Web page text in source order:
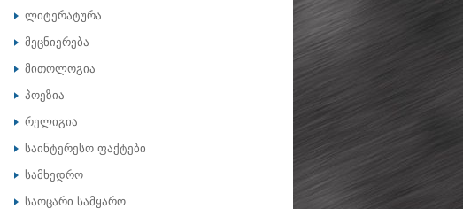
ლიტერატურა
მეცნიერება
მითოლოგია
პოეზია
რელიგია
საინტერესო ფაქტები
სამხედრო
საოცარი სამყარო